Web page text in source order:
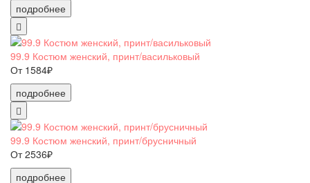
подробнее
99.9 Костюм женский, принт/васильковый
От 1584₽
подробнее
99.9 Костюм женский, принт/брусничный
От 2536₽
подробнее